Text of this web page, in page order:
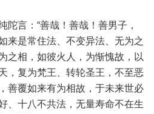
陀言：“善哉！善哉！善男子，
来是常住法、不变异法、无为之
之相，如彼火人，为惭愧故，以
，复为梵王、转轮圣王，不至恶
善覆如来有为相故，于未来世必
、十八不共法，无量寿命不在生